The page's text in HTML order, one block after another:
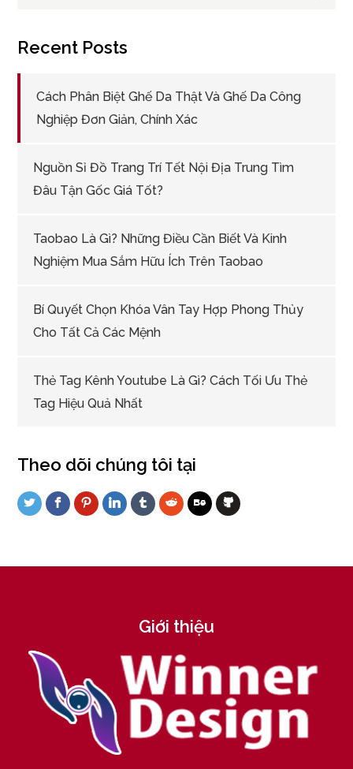
Recent Posts
Cách Phân Biệt Ghế Da Thật Và Ghế Da Công
Nghiệp Đơn Giản, Chính Xác
Nguồn Sỉ Đồ Trang Trí Tết Nội Địa Trung Tìm
Đâu Tận Gốc Giá Tốt?
Taobao Là Gì? Những Điều Cần Biết Và Kinh
Nghiệm Mua Sắm Hữu Ích Trên Taobao
Bí Quyết Chọn Khóa Vân Tay Hợp Phong Thủy
Cho Tất Cả Các Mệnh
Thẻ Tag Kênh Youtube Là Gì? Cách Tối Ưu Thẻ
Tag Hiệu Quả Nhất
Theo dõi chúng tôi tại
Giới thiệu